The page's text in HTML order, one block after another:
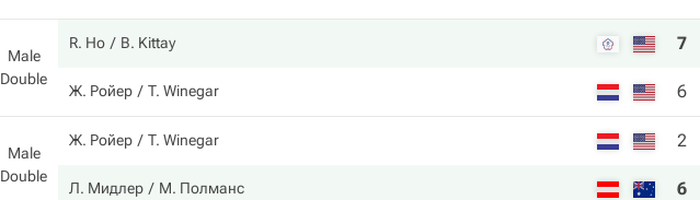
Male
Double
R. Ho B. Kittay 7
Ж. Ройер T. Winegar 6
Male
Double
Ж. Ройер T. Winegar 2
Л. Мидлер М. Полманс 6